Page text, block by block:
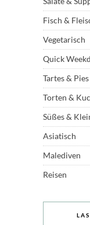
Fisch &
Vegetarisch
Quick
Tartes & Pies
Torten &
Süßes &
Asiatisch
Malediven
Reisen